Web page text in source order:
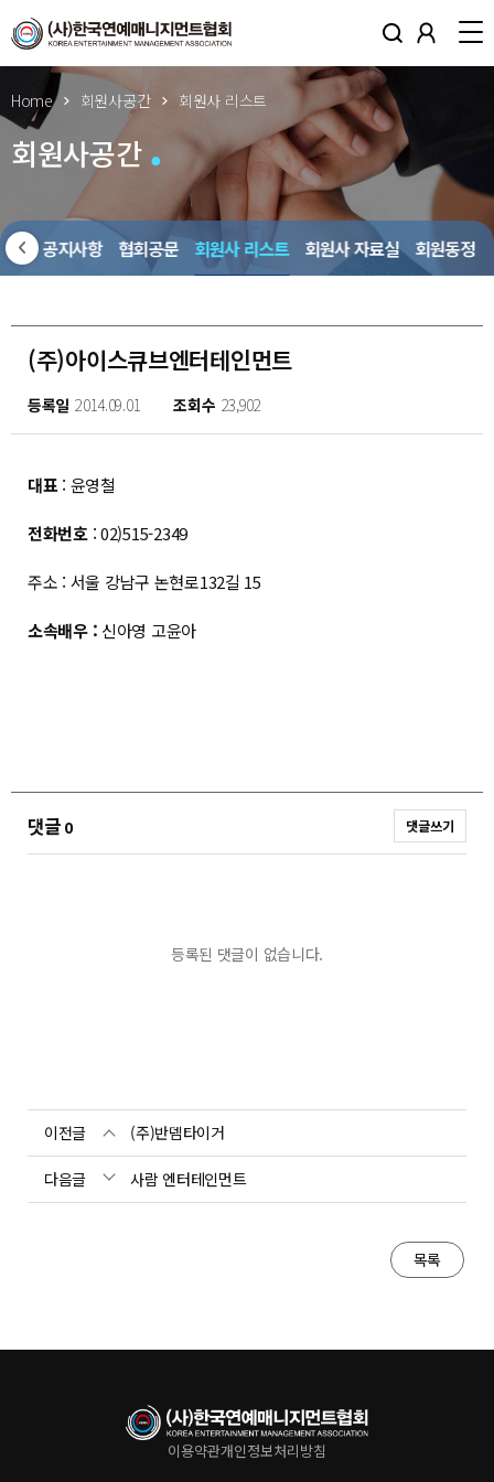
Home 회원사공간 회원사 리스트
회원사공간
원사 공지사항 협회공문 회원사 리스트 회원사 자료실 회원동정
(주)아이스큐브엔터테인먼트
등록일 2014.09.01 조회수 23,902
대표: 윤영철
전화번호: 02)515-2349
주소 : 서울 강남구 논현로132길 15
소속배우 : 신아영 고윤아
댓글0 댓글쓰기
등록된 댓글이 없습니다.
이전글 (주)반뎀타이거
다음글 사람 엔터테인먼트
목록
이용약관개인정보처리방침